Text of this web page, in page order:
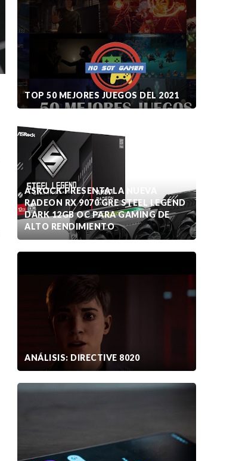
TOP 50 MEJORES JUEGOS DEL 2021
ASROCK PRESENTA LA NUEVA
RADEON RX 9070 GRE STEEL LEGEND
DARK 12GB OC PARA GAMING DE
ALTO RENDIMIENTO
ANÁLISIS: DIRECTIVE 8020